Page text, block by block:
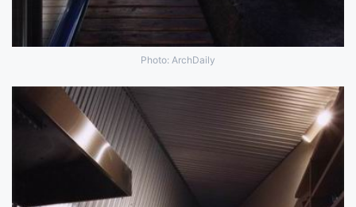
Photo: ArchDaily